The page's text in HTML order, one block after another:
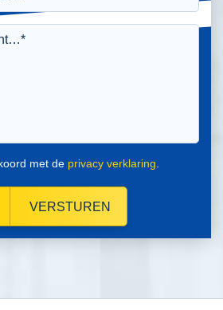
met de privacy verklaring
VERSTUREN